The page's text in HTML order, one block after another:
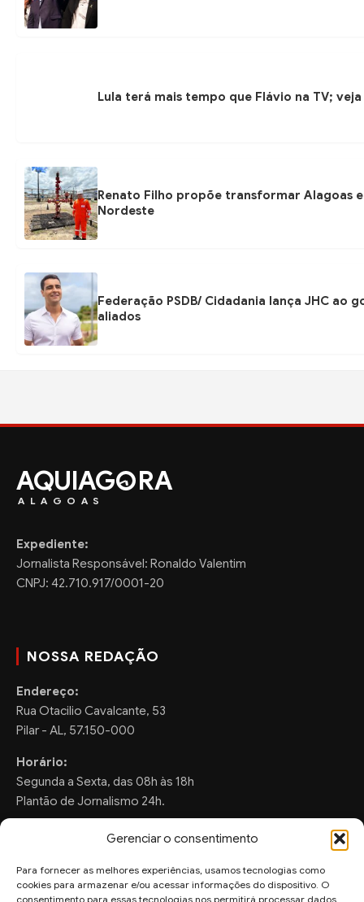
Gerenciar o consentimento
Para fornecer as melhores experiências, usamos tecnologias como
cookies para armazenar e/ou acessar informações do dispositivo. O
consentimento para essas tecnologias nos permitirá processar dados
Lula terá mais tempo que Flávio na TV;
Renato Filho propõe transformar Alagoas
Nordeste
Federação PSDB/ Cidadania lança JHC ao
aliados
AQUIAG RA
ALAGOAS
Expediente:
Jornalista Responsável: Ronaldo Valentim
CNPJ: 42.710.917/0001-20
NOSSA REDAÇÃO
Endereço:
Rua Otacilio Cavalcante, 53
Pilar - AL, 57.150-000
Horário:
Segunda a Sexta, das 08h às 18h
Plantão de Jornalismo 24h.
FALE CONOSCO